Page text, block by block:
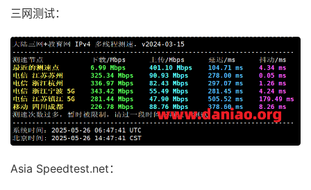
三网测试：
Asia Speedtest.net：